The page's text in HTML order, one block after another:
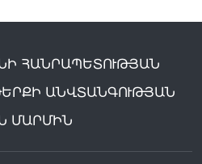
ՀԱՆՐԱՊԵՏՈՒԹՅԱՆ
ԱՆՎՏԱՆԳՈՒԹՅԱՆ
ՄԱՐՄԻՆ